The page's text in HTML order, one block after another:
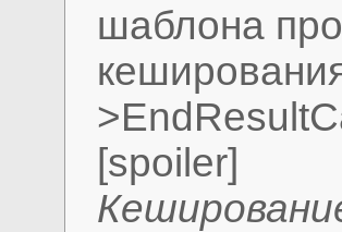
шаблона
[spoiler]